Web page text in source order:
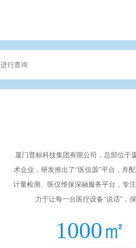
厦门普标科技集团有限公司，总部位于
术企业，研发推出了“医信源”平台，并
计量检测、医仪维保深融服务平台，专
力于让每一台医疗设备“说话”，
1000㎡